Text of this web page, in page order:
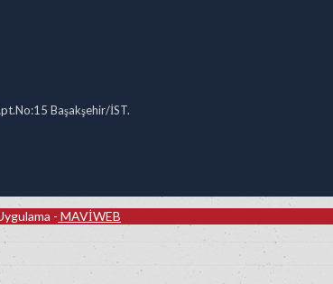
Başakşehir/İST.
- MAVİWEB